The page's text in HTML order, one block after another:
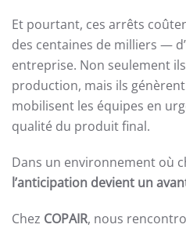
Et pourtant, ces arrêts
des centaines de milliers —
entreprise. Non seulement
production, mais ils
mobilisent les équipes en
qualité du produit final.
Dans un environnement où
l’anticipation devient un
Chez COPAIR, nous